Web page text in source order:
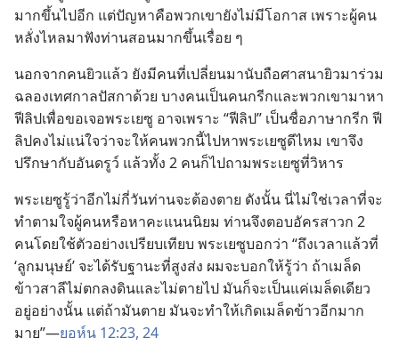
มาก​ขึ้น​ไป​อีก แต่​ปัญหา​คือ​พวก​เขา​ยัง​ไม่​มี​โอกาส เพราะ​ผู้​คน​
หลั่งไหล​มา​ฟัง​ท่าน​สอน​มาก​ขึ้น​เรื่อย ๆ
นอก​จาก​คน​ยิว​แล้ว ยัง​มี​คน​ที่​เปลี่ยน​มา​นับถือ​ศาสนา​ยิว​มา​ร่วม​
ฉลอง​เทศกาล​ปัสกา​ด้วย บาง​คน​เป็น​คน​กรีก​และ​พวก​เขา​มา​หา​
ฟีลิป​เพื่อ​ขอ​เจอ​พระ​เยซู อาจ​เพราะ “ฟีลิป” เป็น​ชื่อ​ภาษา​กรีก ฟี
ลิป​คง​ไม่​แน่​ใจ​ว่า​จะ​ให้​คน​พวก​นี้​ไป​หา​พระ​เยซู​ดี​ไหม เขา​จึง​
ปรึกษา​กับ​อันดรูว์ แล้ว​ทั้ง 2 คน​ก็​ไป​ถาม​พระ​เยซู​ที่​วิหาร
พระ​เยซู​รู้​ว่า​อีก​ไม่​กี่​วัน​ท่าน​จะ​ต้อง​ตาย ดัง​นั้น นี่​ไม่​ใช่​เวลา​ที่​จะ​
ทำ​ตาม​ใจ​ผู้​คน​หรือ​หา​คะแนน​นิยม ท่าน​จึง​ตอบ​อัครสาวก 2
คน​โดย​ใช้​ตัว​อย่าง​เปรียบ​เทียบ พระ​เยซู​บอก​ว่า “ถึง​เวลา​แล้ว​ที่
‘ลูก​มนุษย์’ จะ​ได้​รับ​ฐานะ​ที่​สูง​ส่ง ผม​จะ​บอก​ให้​รู้​ว่า ถ้า​เมล็ด​
ข้าว​สาลี​ไม่​ตก​ลง​ดิน​และ​ไม่​ตาย​ไป มัน​ก็​จะ​เป็น​แค่​เมล็ด​เดียว​
อยู่​อย่าง​นั้น แต่​ถ้า​มัน​ตาย มัน​จะ​ทำ​ให้​เกิด​เมล็ด​ข้าว​อีก​มาก​
มาย”—ยอห์น 12:23, 24